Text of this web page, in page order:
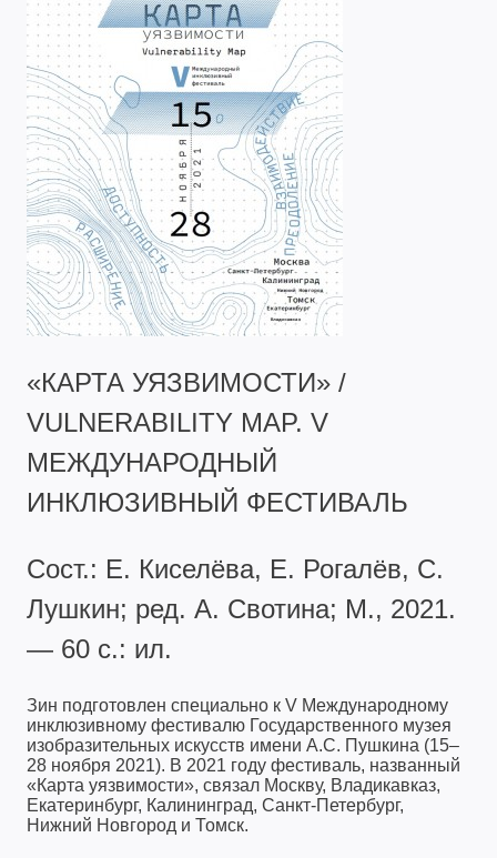
«КАРТА УЯЗВИМОСТИ» /
VULNERABILITY MAP. V
МЕЖДУНАРОДНЫЙ
ИНКЛЮЗИВНЫЙ ФЕСТИВАЛЬ
Сост.: Е. Киселёва, Е. Рогалёв, С.
Лушкин; ред. А. Свотина; М., 2021.
— 60 с.: ил.
Зин подготовлен специально к V Международному
инклюзивному фестивалю Государственного музея
изобразительных искусств имени А.С. Пушкина (15–
28 ноября 2021). В 2021 году фестиваль, названный
«Карта уязвимости», связал Москву, Владикавказ,
Екатеринбург, Калининград, Санкт-Петербург,
Нижний Новгород и Томск.